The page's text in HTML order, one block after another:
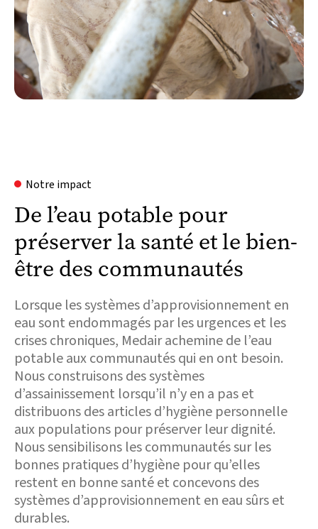
Notre impact
De l’eau potable pour
préserver la santé et le bien-
être des communautés
Lorsque les systèmes d’approvisionnement en
eau sont endommagés par les urgences et les
crises chroniques, Medair achemine de l’eau
potable aux communautés qui en ont besoin.
Nous construisons des systèmes
d’assainissement lorsqu’il n’y en a pas et
distribuons des articles d’hygiène personnelle
aux populations pour préserver leur dignité.
Nous sensibilisons les communautés sur les
bonnes pratiques d’hygiène pour qu’elles
restent en bonne santé et concevons des
systèmes d’approvisionnement en eau sûrs et
durables.